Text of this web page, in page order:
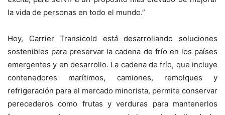
la vida de personas en todo el mundo.”
Hoy, Carrier Transicold está desarrollando soluciones
sostenibles para preservar la cadena de frío en los países
emergentes y en desarrollo. La cadena de frío, que incluye
contenedores marítimos, camiones, remolques y
refrigeración para el mercado minorista, permite conservar
perecederos como frutas y verduras para mantenerlos